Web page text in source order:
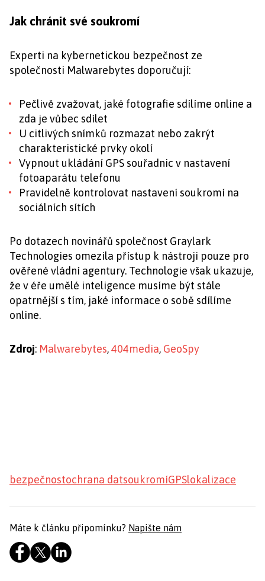
Jak chránit své soukromí
Experti na kybernetickou bezpečnost ze
společnosti Malwarebytes doporučují:
Pečlivě zvažovat, jaké fotografie sdílíme online a
zda je vůbec sdílet
U citlivých snímků rozmazat nebo zakrýt
charakteristické prvky okolí
Vypnout ukládání GPS souřadnic v nastavení
fotoaparátu telefonu
Pravidelně kontrolovat nastavení soukromí na
sociálních sítích
Po dotazech novinářů společnost Graylark
Technologies omezila přístup k nástroji pouze pro
ověřené vládní agentury. Technologie však ukazuje,
že v éře umělé inteligence musíme být stále
opatrnější s tím, jaké informace o sobě sdílíme
online.
Zdroj: Malwarebytes,404media, GeoSpy
bezpečnostochrana datsoukromíGPSlokalizace
Máte k článku připomínku? Napište nám